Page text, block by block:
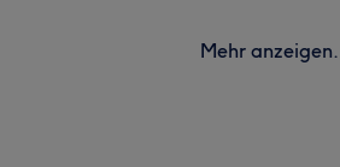
Mehr